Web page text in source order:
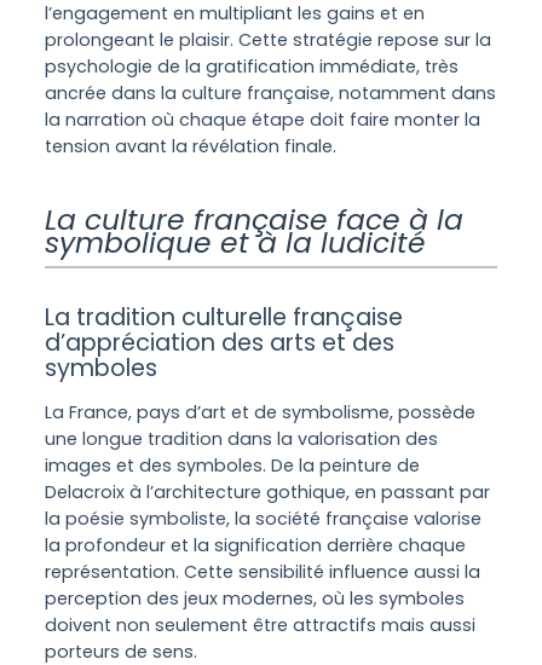
l’engagement en multipliant les gains et en
prolongeant le plaisir. Cette stratégie repose sur la
psychologie de la gratification immédiate, très
ancrée dans la culture française, notamment dans
la narration où chaque étape doit faire monter la
tension avant la révélation finale.
La culture française face à la
symbolique et à la ludicité
La tradition culturelle française
d’appréciation des arts et des
symboles
La France, pays d’art et de symbolisme, possède
une longue tradition dans la valorisation des
images et des symboles. De la peinture de
Delacroix à l’architecture gothique, en passant par
la poésie symboliste, la société française valorise
la profondeur et la signification derrière chaque
représentation. Cette sensibilité influence aussi la
perception des jeux modernes, où les symboles
doivent non seulement être attractifs mais aussi
porteurs de sens.